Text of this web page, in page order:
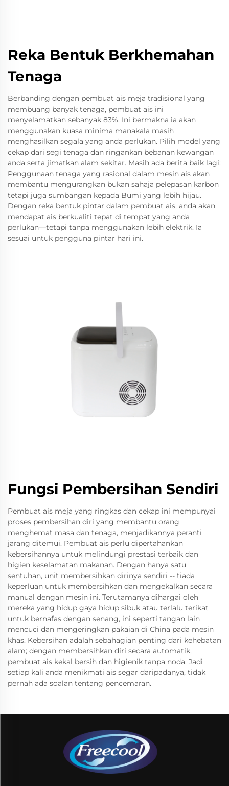
Reka Bentuk Berkhemahan
Tenaga
Berbanding dengan pembuat ais meja tradisional yang
membuang banyak tenaga, pembuat ais ini
menyelamatkan sebanyak 83%. Ini bermakna ia akan
menggunakan kuasa minima manakala masih
menghasilkan segala yang anda perlukan. Pilih model yang
cekap dari segi tenaga dan ringankan bebanan kewangan
anda serta jimatkan alam sekitar. Masih ada berita baik lagi:
Penggunaan tenaga yang rasional dalam mesin ais akan
membantu mengurangkan bukan sahaja pelepasan karbon
tetapi juga sumbangan kepada Bumi yang lebih hijau.
Dengan reka bentuk pintar dalam pembuat ais, anda akan
mendapat ais berkualiti tepat di tempat yang anda
perlukan—tetapi tanpa menggunakan lebih elektrik. Ia
sesuai untuk pengguna pintar hari ini.
Fungsi Pembersihan Sendiri
Pembuat ais meja yang ringkas dan cekap ini mempunyai
proses pembersihan diri yang membantu orang
menghemat masa dan tenaga, menjadikannya peranti
jarang ditemui. Pembuat ais perlu dipertahankan
kebersihannya untuk melindungi prestasi terbaik dan
higien keselamatan makanan. Dengan hanya satu
sentuhan, unit membersihkan dirinya sendiri -- tiada
keperluan untuk membersihkan dan mengekalkan secara
manual dengan mesin ini. Terutamanya dihargai oleh
mereka yang hidup gaya hidup sibuk atau terlalu terikat
untuk bernafas dengan senang, ini seperti tangan lain
mencuci dan mengeringkan pakaian di China pada mesin
khas. Kebersihan adalah sebahagian penting dari kehebatan
alam; dengan membersihkan diri secara automatik,
pembuat ais kekal bersih dan higienik tanpa noda. Jadi
setiap kali anda menikmati ais segar daripadanya, tidak
pernah ada soalan tentang pencemaran.